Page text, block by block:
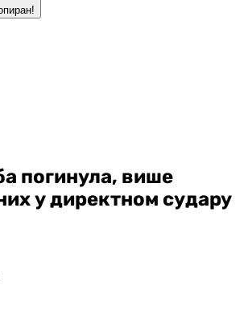
погинула, више
у директном судару